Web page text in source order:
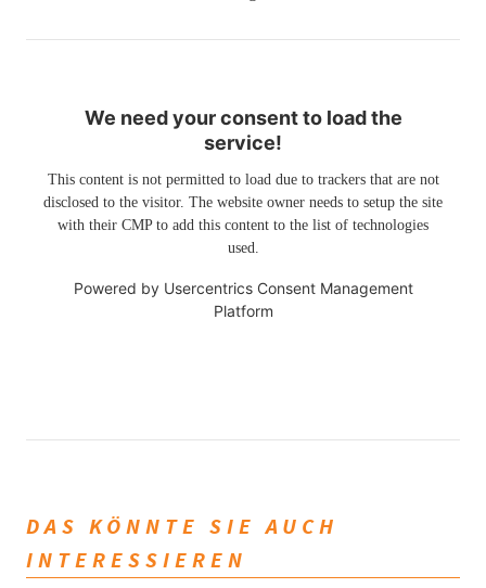
We need your consent to load the
service!
This content is not permitted to load due to trackers that are not
disclosed to the visitor. The website owner needs to setup the site
with their CMP to add this content to the list of technologies
used.
Powered by Usercentrics Consent Management
Platform
DAS KÖNNTE SIE AUCH
INTERESSIEREN